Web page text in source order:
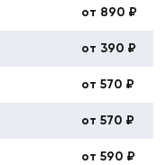
от 890 ₽
от 390 ₽
от 570 ₽
от 570 ₽
от 590 ₽